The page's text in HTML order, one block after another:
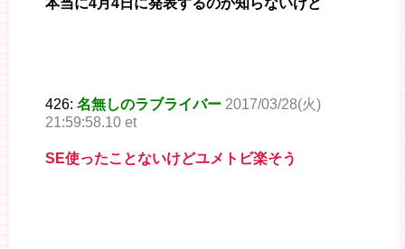
本当に4月4日に発表するのか知らないけど
426: 名無しのラブライバー 2017/03/28(火)
21:59:58.10 et
SE使ったことないけどユメトビ楽そう